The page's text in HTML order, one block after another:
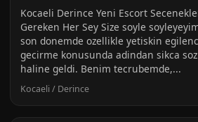
Kocaeli Derince Yeni Escort
Gereken Her Sey Size soyle
son donemde ozellikle yetiskin
gecirme konusunda adindan sikca
haline geldi. Benim tecrubemde,...
Kocaeli / Derince